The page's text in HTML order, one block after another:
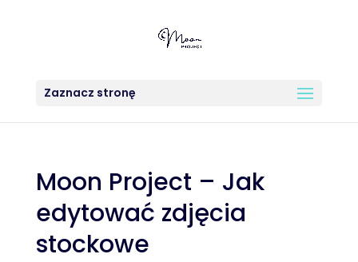
Zaznacz stronę
Moon Project – Jak
edytować zdjęcia
stockowe